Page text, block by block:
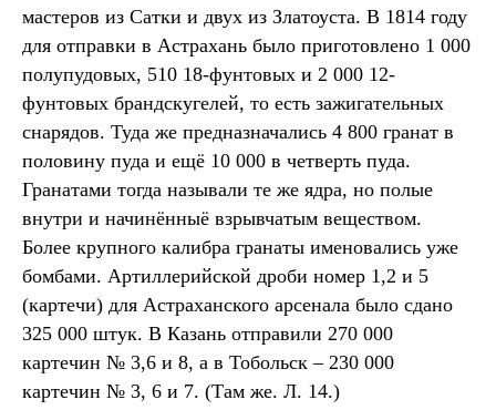
мастеров из Сатки и двух из Златоуста. В 1814 году
для отправки в Астрахань было приготовлено 1 000
полупудовых, 510 18-фунтовых и 2 000 12-
фунтовых брандскугелей, то есть зажигательных
снарядов. Туда же предназначались 4 800 гранат в
половину пуда и ещё 10 000 в четверть пуда.
Гранатами тогда называли те же ядра, но полые
внутри и начинённыё взрывчатым веществом.
Более крупного калибра гранаты именовались уже
бомбами. Артиллерийской дроби номер 1,2 и 5
(картечи) для Астраханского арсенала было сдано
325 000 штук. В Казань отправили 270 000
картечин № 3,6 и 8, а в Тобольск – 230 000
картечин № 3, 6 и 7. (Там же. Л. 14.)